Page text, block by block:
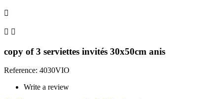

 
copy of 3 serviettes invités 30x50cm anis
Reference: 4030VIO
Write a review